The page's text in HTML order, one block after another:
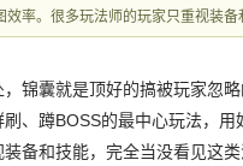
效率。很多玩法师的玩家只重视装
锦囊就是顶好的搞被玩家忽
、蹲BOSS的最中心玩法，
备和技能，完全当没看见这